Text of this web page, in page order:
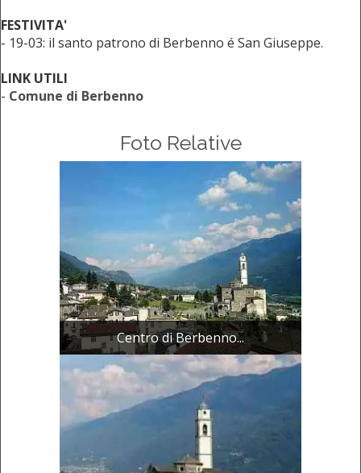
FESTIVITA'
- 19-03: il santo patrono di Berbenno é San Giuseppe.
LINK UTILI
- Comune di Berbenno
Foto Relative
Centro di Berbenno...